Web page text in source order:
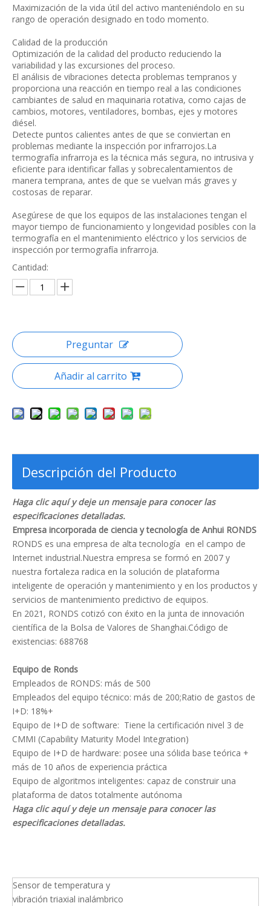
Maximización de la vida útil del activo manteniéndolo en su
rango de operación designado en todo momento.
Calidad de la producción
Optimización de la calidad del producto reduciendo la
variabilidad y las excursiones del proceso.
El análisis de vibraciones detecta problemas tempranos y
proporciona una reacción en tiempo real a las condiciones
cambiantes de salud en maquinaria rotativa, como cajas de
cambios, motores, ventiladores, bombas, ejes y motores
diésel.
Detecte puntos calientes antes de que se conviertan en
problemas mediante la inspección por infrarrojos.La
termografía infrarroja es la técnica más segura, no intrusiva y
eficiente para identificar fallas y sobrecalentamientos de
manera temprana, antes de que se vuelvan más graves y
costosas de reparar.
Asegúrese de que los equipos de las instalaciones tengan el
mayor tiempo de funcionamiento y longevidad posibles con la
termografía en el mantenimiento eléctrico y los servicios de
inspección por termografía infrarroja.
Cantidad:
Preguntar
Añadir al carrito
Descripción del Producto
Haga clic aquí y deje un mensaje para conocer las
especificaciones detalladas.
Empresa incorporada de ciencia y tecnología de Anhui RONDS
RONDS es una empresa de alta tecnología en el campo de
Internet industrial.Nuestra empresa se formó en 2007 y
nuestra fortaleza radica en la solución de plataforma
inteligente de operación y mantenimiento y en los productos y
servicios de mantenimiento predictivo de equipos.
En 2021, RONDS cotizó con éxito en la junta de innovación
científica de la Bolsa de Valores de Shanghai.Código de
existencias: 688768
Equipo de Ronds
Empleados de RONDS: más de 500
Empleados del equipo técnico: más de 200;Ratio de gastos de
I+D: 18%+
Equipo de I+D de software: Tiene la certificación nivel 3 de
CMMI (Capability Maturity Model Integration)
Equipo de I+D de hardware: posee una sólida base teórica +
más de 10 años de experiencia práctica
Equipo de algoritmos inteligentes: capaz de construir una
plataforma de datos totalmente autónoma
Haga clic aquí y deje un mensaje para conocer las
especificaciones detalladas.
Sensor de temperatura y
vibración triaxial inalámbrico